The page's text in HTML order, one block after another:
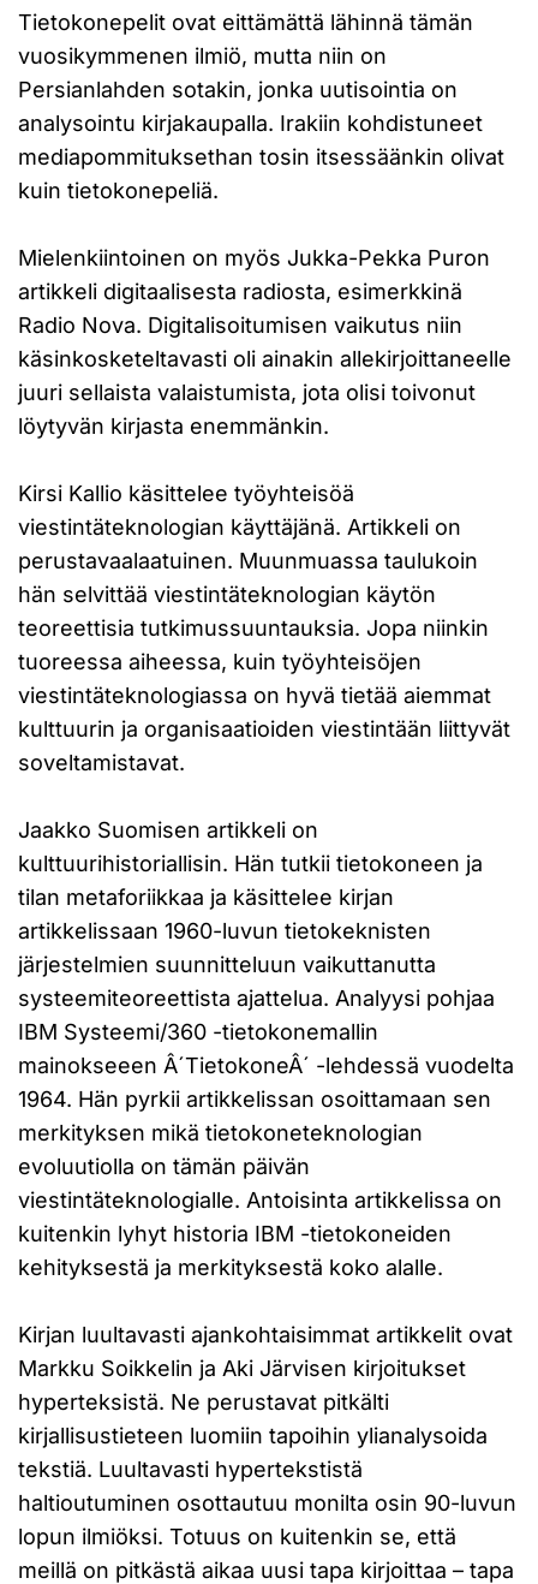
Tietokonepelit ovat eittämättä lähinnä tämän
vuosikymmenen ilmiö, mutta niin on
Persianlahden sotakin, jonka uutisointia on
analysointu kirjakaupalla. Irakiin kohdistuneet
mediapommituksethan tosin itsessäänkin olivat
kuin tietokonepeliä.
Mielenkiintoinen on myös Jukka-Pekka Puron
artikkeli digitaalisesta radiosta, esimerkkinä
Radio Nova. Digitalisoitumisen vaikutus niin
käsinkosketeltavasti oli ainakin allekirjoittaneelle
juuri sellaista valaistumista, jota olisi toivonut
löytyvän kirjasta enemmänkin.
Kirsi Kallio käsittelee työyhteisöä
viestintäteknologian käyttäjänä. Artikkeli on
perustavaalaatuinen. Muunmuassa taulukoin
hän selvittää viestintäteknologian käytön
teoreettisia tutkimussuuntauksia. Jopa niinkin
tuoreessa aiheessa, kuin työyhteisöjen
viestintäteknologiassa on hyvä tietää aiemmat
kulttuurin ja organisaatioiden viestintään liittyvät
soveltamistavat.
Jaakko Suomisen artikkeli on
kulttuurihistoriallisin. Hän tutkii tietokoneen ja
tilan metaforiikkaa ja käsittelee kirjan
artikkelissaan 1960-luvun tietokeknisten
järjestelmien suunnitteluun vaikuttanutta
systeemiteoreettista ajattelua. Analyysi pohjaa
IBM Systeemi/360 -tietokonemallin
mainokseeen Â´TietokoneÂ´ -lehdessä vuodelta
1964. Hän pyrkii artikkelissan osoittamaan sen
merkityksen mikä tietokoneteknologian
evoluutiolla on tämän päivän
viestintäteknologialle. Antoisinta artikkelissa on
kuitenkin lyhyt historia IBM -tietokoneiden
kehityksestä ja merkityksestä koko alalle.
Kirjan luultavasti ajankohtaisimmat artikkelit ovat
Markku Soikkelin ja Aki Järvisen kirjoitukset
hyperteksistä. Ne perustavat pitkälti
kirjallisustieteen luomiin tapoihin ylianalysoida
tekstiä. Luultavasti hypertekstistä
haltioutuminen osottautuu monilta osin 90-luvun
lopun ilmiöksi. Totuus on kuitenkin se, että
meillä on pitkästä aikaa uusi tapa kirjoittaa – tapa